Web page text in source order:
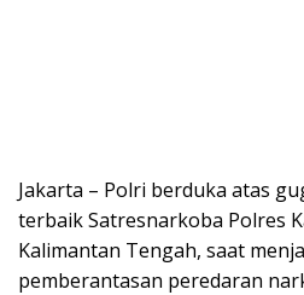
Jakarta – Polri berduka atas
terbaik Satresnarkoba Polres
Kalimantan Tengah, saat
pemberantasan peredaran